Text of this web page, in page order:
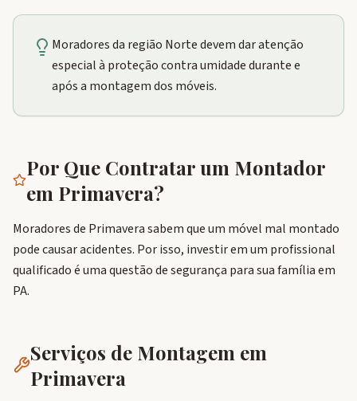
Moradores da região Norte devem dar atenção
especial à proteção contra umidade durante e
após a montagem dos móveis.
Por Que Contratar um Montador
em Primavera?
Moradores de Primavera sabem que um móvel mal montado
pode causar acidentes. Por isso, investir em um profissional
qualificado é uma questão de segurança para sua família em
PA.
Serviços de Montagem em
Primavera